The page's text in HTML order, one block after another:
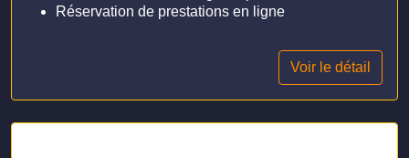
Réservation de prestations en ligne
Voir le détail